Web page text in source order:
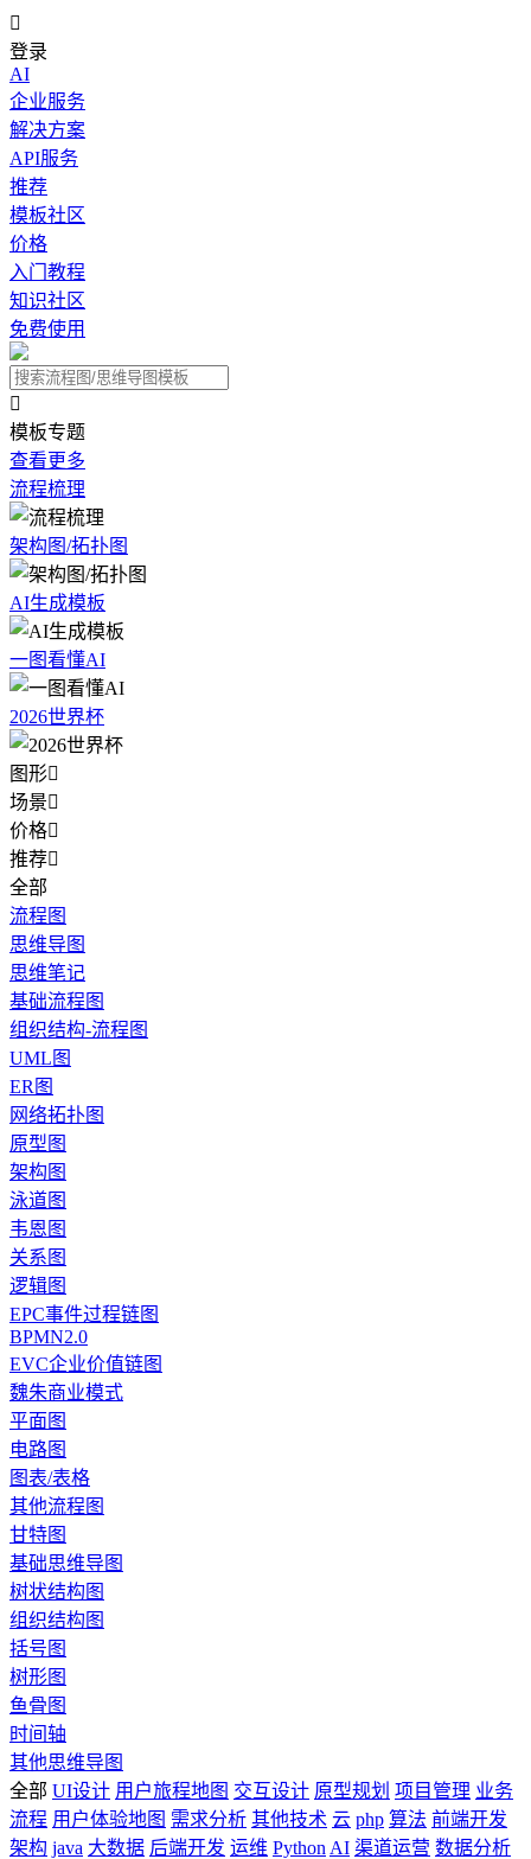

登录
AI
企业服务
解决方案
API服务
推荐
模板社区
价格
入门教程
知识社区
免费使用

模板专题
查看更多
流程梳理
架构图/拓扑图
AI生成模板
一图看懂AI
2026世界杯
图形
场景
价格
推荐
全部
流程图
思维导图
思维笔记
基础流程图
组织结构-流程图
UML图
ER图
网络拓扑图
原型图
架构图
泳道图
韦恩图
关系图
逻辑图
EPC事件过程链图
BPMN2.0
EVC企业价值链图
魏朱商业模式
平面图
电路图
图表/表格
其他流程图
甘特图
基础思维导图
树状结构图
组织结构图
括号图
树形图
鱼骨图
时间轴
其他思维导图
全部 UI设计 用户旅程地图 交互设计 原型规划 项目管理 业务
流程 用户体验地图 需求分析 其他技术 云 php 算法 前端开发
架构 java 大数据 后端开发 运维 Python AI 渠道运营 数据分析